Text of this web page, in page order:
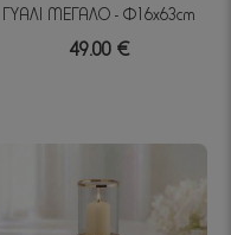
ΓΥΑΛΙ ΜΕΓΑΛΟ - Φ16x63cm
49.00 €